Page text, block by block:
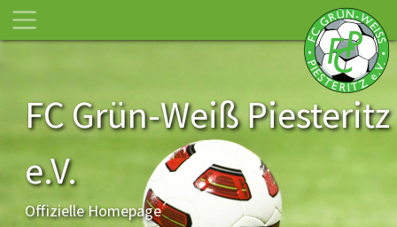
FC Grün-Weiß Piesteritz
e.V.
Offizielle Homepage